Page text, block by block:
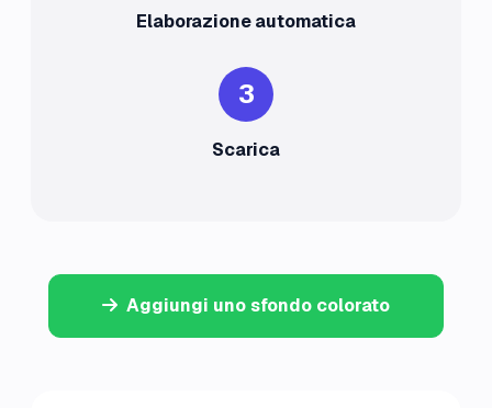
Elaborazione automatica
3
Scarica
Aggiungi uno sfondo colorato